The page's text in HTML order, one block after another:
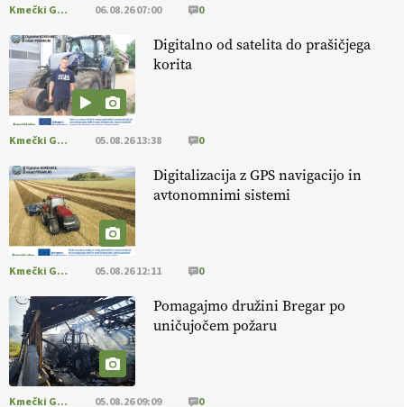
EKOloško = logično: VLOG Ekološko
kmetijstvo brez škropljenja?
EKOloško = logično: ekološka kmetija
ALTENBAHER
EKOloško = logično: ekološko oljarstvo
MORGAN
EKOloško = logično: ekološka kmetija
FREŠER
KMETIJSKA LIGA PRVAKOV: POMLADITEV
KMETIJSKE EKIPE
KMETIJSKA LIGA PRVAKOV: UKRAJINA vs.
EVROPA
Kmečki Glas 06.08.26 07:00 0
Digitalno od satelita do prašičjega
korita
Kmečki Glas 05.08.26 13:38 0
Digitalizacija z GPS navigacijo in
avtonomnimi sistemi
Kmečki Glas 05.08.26 12:11 0
Pomagajmo družini Bregar po
uničujočem požaru
Kmečki Glas 05.08.26 09:09 0